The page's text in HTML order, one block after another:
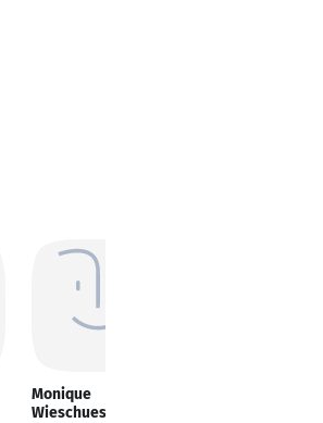
Monique
Wieschues